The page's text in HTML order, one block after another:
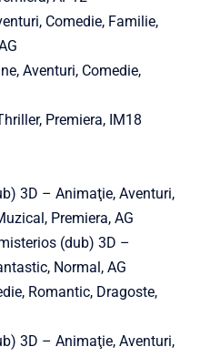
Comedie, Familie,
Aventuri, Comedie,
Premiera, IM18
3D – Animaţie, Aventuri,
Premiera, AG
(dub) 3D –
Normal, AG
Romantic, Dragoste,
3D – Animaţie, Aventuri,